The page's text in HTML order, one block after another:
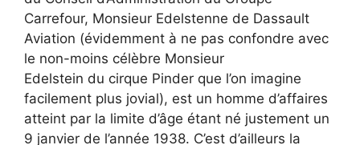
Carrefour, Monsieur Edelstenne de Dassault
Aviation (évidemment à ne pas confondre avec
le non-moins célèbre Monsieur
Edelstein du cirque Pinder que l’on imagine
facilement plus jovial), est un homme d’affaires
atteint par la limite d’âge étant né justement un
9 janvier de l’année 1938. C’est d’ailleurs la